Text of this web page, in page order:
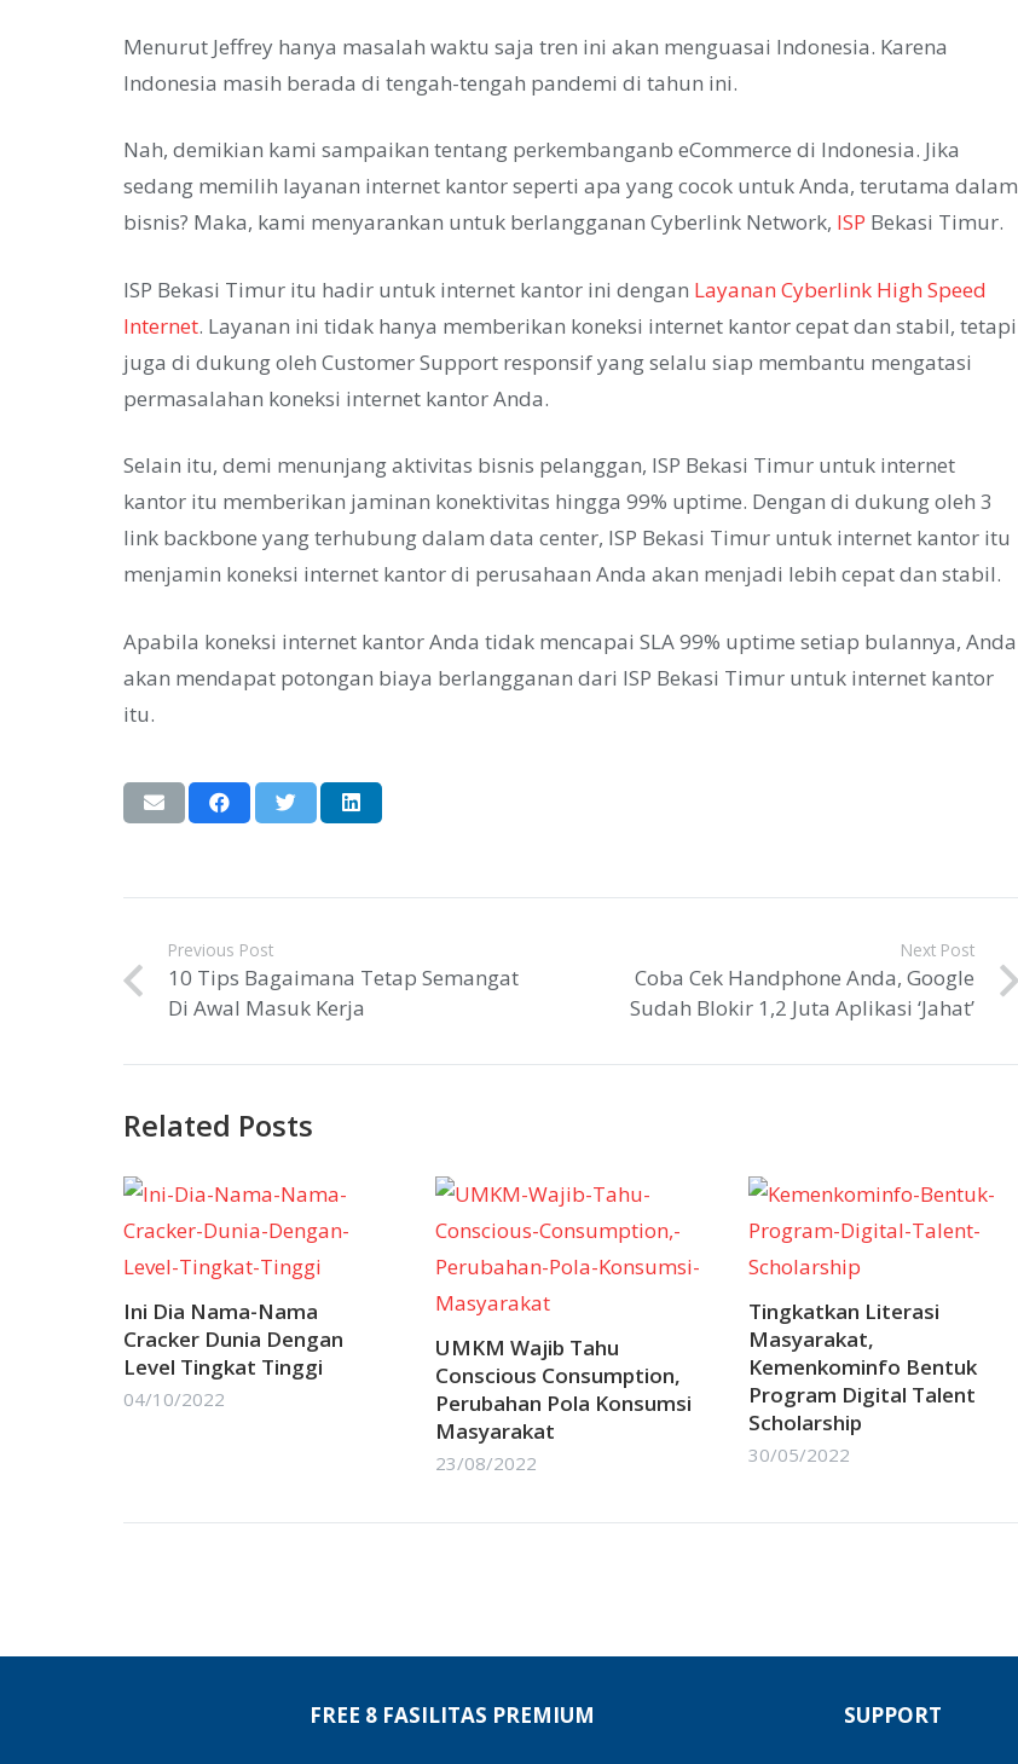
Menurut Jeffrey hanya masalah waktu saja tren ini akan menguasai Indonesia. Karena
Indonesia masih berada di tengah-tengah pandemi di tahun ini.
Nah, demikian kami sampaikan tentang perkembanganb eCommerce di Indonesia. Jika
sedang memilih layanan internet kantor seperti apa yang cocok untuk Anda, terutama dalam
bisnis? Maka, kami menyarankan untuk berlangganan Cyberlink Network, ISP Bekasi Timur.
ISP Bekasi Timur itu hadir untuk internet kantor ini dengan Layanan Cyberlink High Speed
Internet. Layanan ini tidak hanya memberikan koneksi internet kantor cepat dan stabil, tetapi
juga di dukung oleh Customer Support responsif yang selalu siap membantu mengatasi
permasalahan koneksi internet kantor Anda.
Selain itu, demi menunjang aktivitas bisnis pelanggan, ISP Bekasi Timur untuk internet
kantor itu memberikan jaminan konektivitas hingga 99% uptime. Dengan di dukung oleh 3
link backbone yang terhubung dalam data center, ISP Bekasi Timur untuk internet kantor itu
menjamin koneksi internet kantor di perusahaan Anda akan menjadi lebih cepat dan stabil.
Apabila koneksi internet kantor Anda tidak mencapai SLA 99% uptime setiap bulannya, Anda
akan mendapat potongan biaya berlangganan dari ISP Bekasi Timur untuk internet kantor
itu.
Previous Post
10 Tips Bagaimana Tetap Semangat
Di Awal Masuk Kerja
Next Post
Coba Cek Handphone Anda, Google
Sudah Blokir 1,2 Juta Aplikasi ‘Jahat’
Related Posts
Ini Dia Nama-Nama
Cracker Dunia Dengan
Level Tingkat Tinggi
04/10/2022
UMKM Wajib Tahu
Conscious Consumption,
Perubahan Pola Konsumsi
Masyarakat
23/08/2022
Tingkatkan Literasi
Masyarakat,
Kemenkominfo Bentuk
Program Digital Talent
Scholarship
30/05/2022
FREE 8 FASILITAS PREMIUM SUPPORT